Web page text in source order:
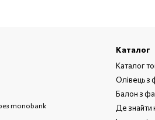
Каталог
Каталог
Олівець
Балон з
Де